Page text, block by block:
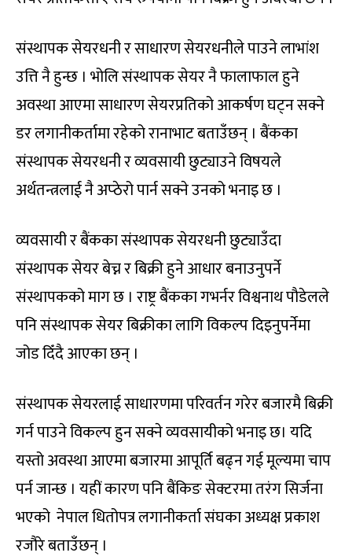
संस्थापक सेयरधनी र साधारण सेयरधनीले पाउने लाभांश
उत्ति नै हुन्छ । भोलि संस्थापक सेयर नै फालाफाल हुने
अवस्था आएमा साधारण सेयरप्रतिको आकर्षण घट्न सक्ने
डर लगानीकर्तामा रहेको रानाभाट बताउँछन् । बैंकका
संस्थापक सेयरधनी र व्यवसायी छुट्याउने विषयले
अर्थतन्त्रलाई नै अप्ठेरो पार्न सक्ने उनको भनाइ छ ।
व्यवसायी र बैंकका संस्थापक सेयरधनी छुट्याउँदा
संस्थापक सेयर बेच्न र बिक्री हुने आधार बनाउनुपर्ने
संस्थापकको माग छ । राष्ट्र बैंकका गभर्नर विश्वनाथ पाैडेलले
पनि संस्थापक सेयर बिक्रीका लागि विकल्प दिइनुपर्नेमा
जोड दिँदै आएका छन् ।
संस्थापक सेयरलाई साधारणमा परिवर्तन गरेर बजारमै बिक्री
गर्न पाउने विकल्प हुन सक्ने व्यवसायीको भनाइ छ। यदि
यस्तो अवस्था आएमा बजारमा आपूर्ति बढ्न गई मूल्यमा चाप
पर्न जान्छ । यहीं कारण पनि बैंकिङ सेक्टरमा तरंग सिर्जना
भएको नेपाल धितोपत्र लगानीकर्ता संघका अध्यक्ष प्रकाश
रजौरे बताउँछन् ।